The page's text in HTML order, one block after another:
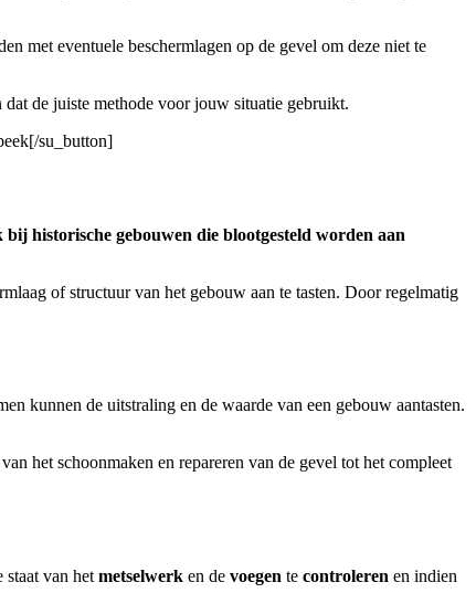
met eventuele beschermlagen op de gevel om deze niet te
de juiste methode voor jouw situatie gebruikt.
su_button]
historische gebouwen die blootgesteld worden aan
of structuur van het gebouw aan te tasten. Door regelmatig
kunnen de uitstraling en de waarde van een gebouw aantasten.
het schoonmaken en repareren van de gevel tot het compleet
van het metselwerk en de voegen te controleren en indien